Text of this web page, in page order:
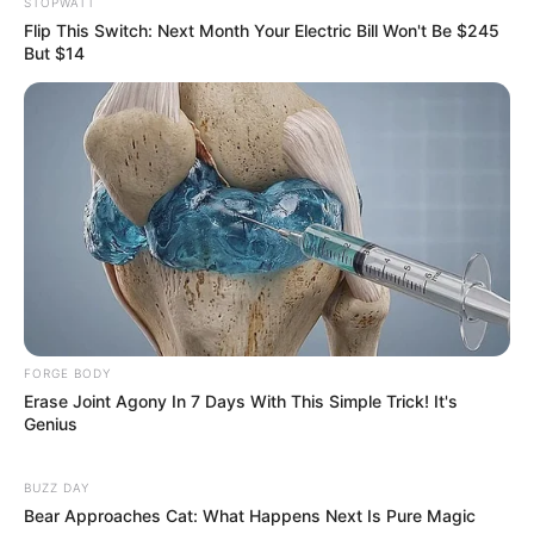
Mujeres
Actualidad
Liderazgo
Opinión
Especiales
Sports Illustrated
Futbol Americano
Basquetbol
Más Deporte
MexBest
Gastronomía
Bebidas
Viajes y destinos
Estilo de Vida
Jurado